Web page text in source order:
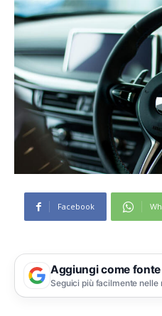
Facebook
Aggiungi come
Seguici più facilmente nelle